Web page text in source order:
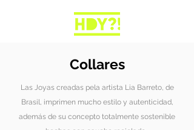
Collares
Las Joyas creadas pela artista Lia Barreto, de
Brasil, imprimen mucho estilo y autenticidad,
además de su concepto totalmente sostenible